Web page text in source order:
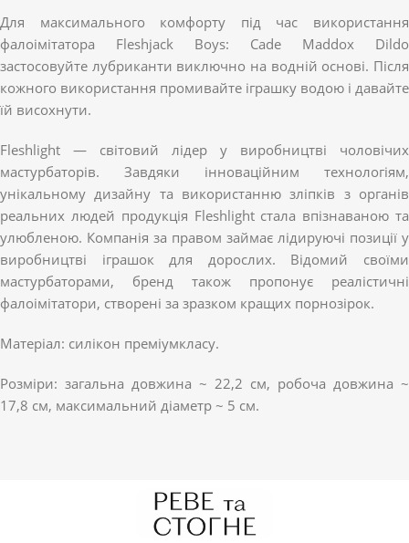
Для максимального комфорту під час використання
фалоімітатора Fleshjack Boys: Cade Maddox Dildo
застосовуйте лубриканти виключно на водній основі. Після
кожного використання промивайте іграшку водою і давайте
їй висохнути.
Fleshlight — світовий лідер у виробництві чоловічих
мастурбаторів. Завдяки інноваційним технологіям,
унікальному дизайну та використанню зліпків з органів
реальних людей продукція Fleshlight стала впізнаваною та
улюбленою. Компанія за правом займає лідируючі позиції у
виробництві іграшок для дорослих. Відомий своїми
мастурбаторами, бренд також пропонує реалістичні
фалоімітатори, створені за зразком кращих порнозірок.
Матеріал: силікон преміумкласу.
Розміри: загальна довжина ~ 22,2 см, робоча довжина ~
17,8 см, максимальний діаметр ~ 5 см.